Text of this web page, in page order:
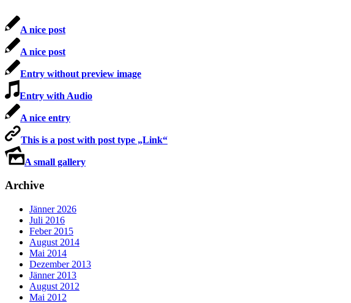
A nice post
A nice post
Entry without preview image
Entry with Audio
A nice entry
This is a post with post type „Link“
A small gallery
Archive
Jänner 2026
Juli 2016
Feber 2015
August 2014
Mai 2014
Dezember 2013
Jänner 2013
August 2012
Mai 2012